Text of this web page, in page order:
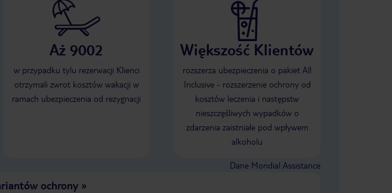
Aż 9002
w przypadku tylu rezerwacji Klienci
otrzymali zwrot kosztów wakacji w
ramach ubezpieczenia od rezygnacji
Większość Klientów
rozszerza ubezpieczenia o pakiet All
Inclusive - rozszerzenie ochrony od
kosztów leczenia i następstw
nieszczęśliwych wypadków o
zdarzenia zaistniałe pod wpływem
alkoholu
Dane Mondial Assistance
ochrony»